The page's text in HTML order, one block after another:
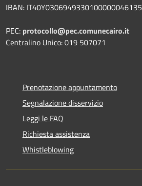
IBAN: IT40Y0306949330100000046135
PEC: protocollo@pec.comunecairo.it
Centralino Unico: 019 507071
Prenotazione appuntamento
Segnalazione disservizio
Leggi le FAQ
Richiesta assistenza
Whistleblowing